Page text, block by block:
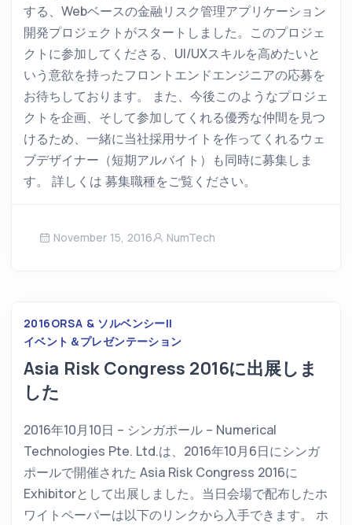
する、Webベースの金融リスク管理アプリケーション
開発プロジェクトがスタートしました。このプロジェ
クトに参加してくださる、UI/UXスキルを高めたいと
いう意欲を持ったフロントエンドエンジニアの応募を
お待ちしております。 また、今後このようなプロジェ
クトを企画、そして参加してくれる優秀な仲間を見つ
けるため、一緒に当社採用サイトを作ってくれるウェ
ブデザイナー（短期アルバイト）も同時に募集しま
す。 詳しくは 募集職種をご覧ください。
November 15, 2016 NumTech
2016ORSA & ソルベンシーII
イベント＆プレゼンテーション
Asia Risk Congress 2016に出展しま
した
2016年10月10日 – シンガポール – Numerical
Technologies Pte. Ltd.は、2016年10月6日にシンガ
ポールで開催された Asia Risk Congress 2016に
Exhibitorとして出展しました。当日会場で配布したホ
ワイトペーパーは以下のリンクから入手できます。 ホ